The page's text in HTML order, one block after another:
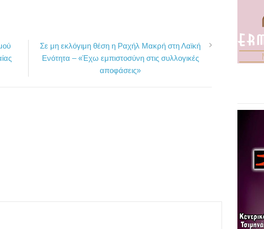
Σε μη εκλόγιμη θέση η Ραχήλ Μακρή στη Λαϊκή
Ενότητα – «Έχω εμπιστοσύνη στις συλλογικές
αποφάσεις»